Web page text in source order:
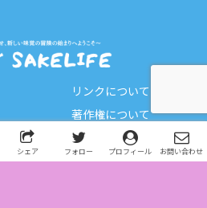
リンクについて
著作権について
本日の日記
お酒
シェア フォロー プロフィール お問い合わせ